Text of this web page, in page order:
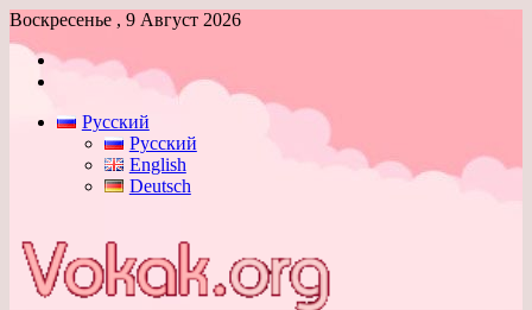
Воскресенье , 9 Август 2026
Войти
Русский
Русский
English
Deutsch